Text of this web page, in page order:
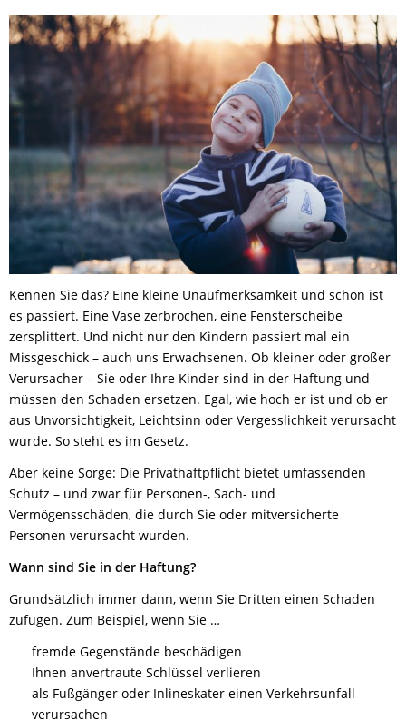
Kennen Sie das? Eine kleine Unaufmerksamkeit und schon ist
es passiert. Eine Vase zerbrochen, eine Fensterscheibe
zersplittert. Und nicht nur den Kindern passiert mal ein
Missgeschick – auch uns Erwachsenen. Ob kleiner oder großer
Verursacher – Sie oder Ihre Kinder sind in der Haftung und
müssen den Schaden ersetzen. Egal, wie hoch er ist und ob er
aus Unvorsichtigkeit, Leichtsinn oder Vergesslichkeit verursacht
wurde. So steht es im Gesetz.
Aber keine Sorge: Die Privathaftpflicht bietet umfassenden
Schutz – und zwar für Personen-, Sach- und
Vermögensschäden, die durch Sie oder mitversicherte
Personen verursacht wurden.
Wann sind Sie in der Haftung?
Grundsätzlich immer dann, wenn Sie Dritten einen Schaden
zufügen. Zum Beispiel, wenn Sie …
fremde Gegenstände beschädigen
Ihnen anvertraute Schlüssel verlieren
als Fußgänger oder Inlineskater einen Verkehrsunfall
verursachen